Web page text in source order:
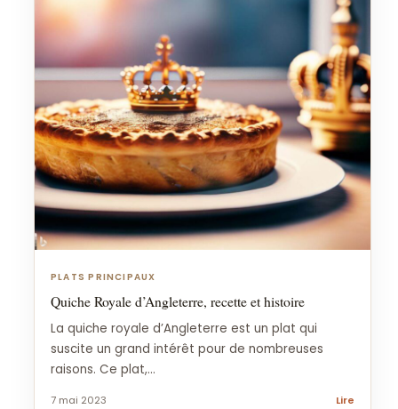
PLATS PRINCIPAUX
Quiche Royale d’Angleterre, recette et histoire
La quiche royale d’Angleterre est un plat qui
suscite un grand intérêt pour de nombreuses
raisons. Ce plat,...
7 mai 2023 Lire